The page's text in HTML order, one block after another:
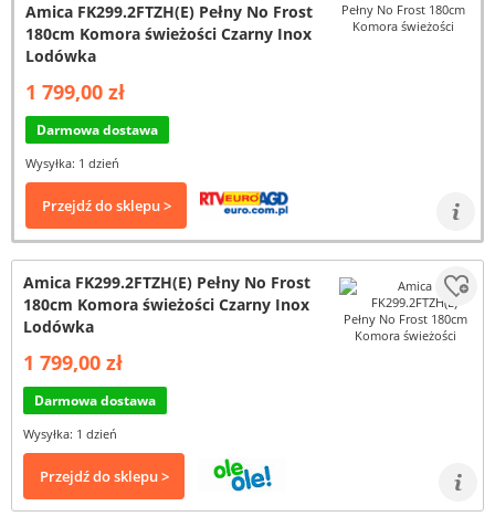
Amica FK299.2FTZH(E) Pełny No Frost
180cm Komora świeżości Czarny Inox
Lodówka
1 799,00 zł
Darmowa dostawa
Wysyłka: 1 dzień
Przejdź do sklepu >
Amica FK299.2FTZH(E) Pełny No Frost
180cm Komora świeżości Czarny Inox
Lodówka
1 799,00 zł
Darmowa dostawa
Wysyłka: 1 dzień
Przejdź do sklepu >